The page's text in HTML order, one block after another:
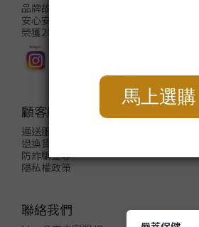
品牌故事
安心安全
榮獲2024台灣生技大獎
顧客服務
運送服務方式
退換貨政策
防詐騙宣導
隱私權政策
聯絡我們